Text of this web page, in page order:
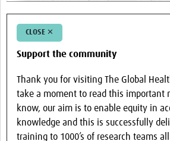
CLOSE ✕
Support the community
Thank you for visiting The Global
take a moment to read this important
know, our aim is to enable equity in
knowledge and this is successfully
training to 1000’s of research teams